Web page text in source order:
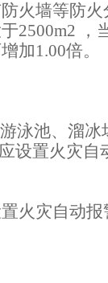
火墙等防
2500m2 ，
加1.00倍。
泳池、溜
设置火灾
火灾自动